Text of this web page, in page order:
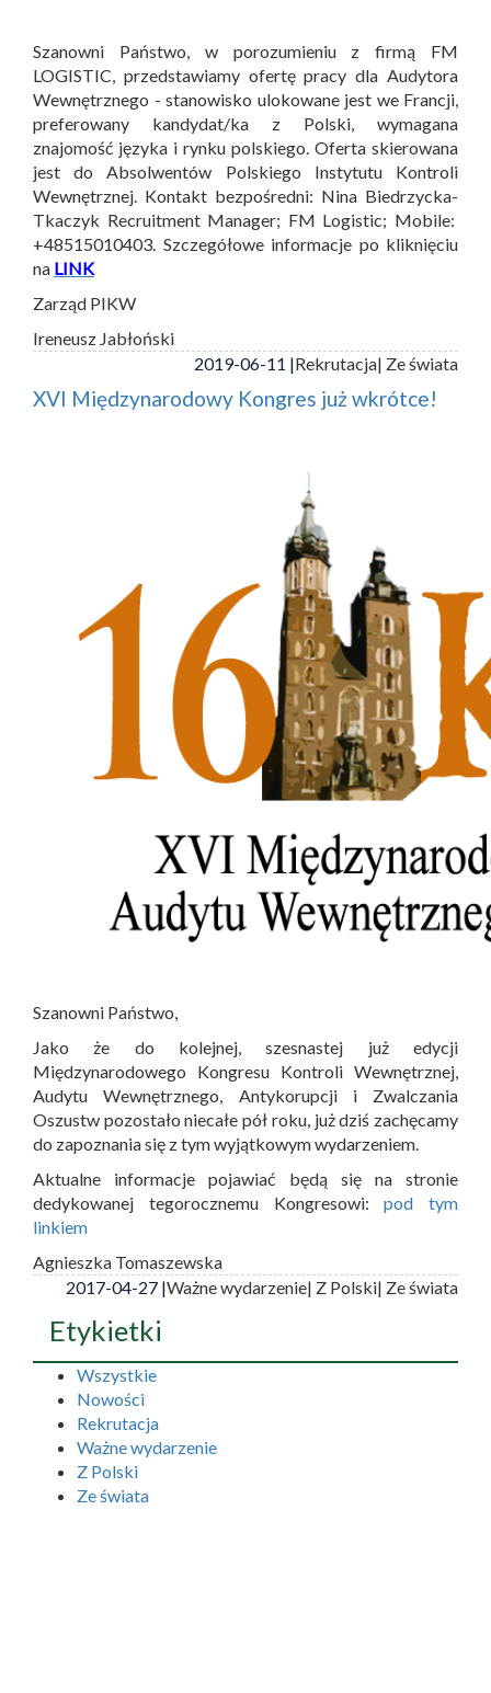
Szanowni Państwo, w porozumieniu z firmą FM
LOGISTIC, przedstawiamy ofertę pracy dla Audytora
Wewnętrznego - stanowisko ulokowane jest we Francji,
preferowany kandydat/ka z Polski, wymagana
znajomość języka i rynku polskiego. Oferta skierowana
jest do Absolwentów Polskiego Instytutu Kontroli
Wewnętrznej. Kontakt bezpośredni: Nina Biedrzycka-
Tkaczyk Recruitment Manager; FM Logistic; Mobile:
+48515010403. Szczegółowe informacje po kliknięciu
na LINK
Zarząd PIKW
Ireneusz Jabłoński
2019-06-11 |Rekrutacja| Ze świata
XVI Międzynarodowy Kongres już wkrótce!
Szanowni Państwo,
Jako że do kolejnej, szesnastej już edycji
Międzynarodowego Kongresu Kontroli Wewnętrznej,
Audytu Wewnętrznego, Antykorupcji i Zwalczania
Oszustw pozostało niecałe pół roku, już dziś zachęcamy
do zapoznania się z tym wyjątkowym wydarzeniem.
Aktualne informacje pojawiać będą się na stronie
dedykowanej tegorocznemu Kongresowi:pod tym
linkiem
Agnieszka Tomaszewska
2017-04-27 |Ważne wydarzenie| Z Polski| Ze świata
Etykietki
Wszystkie
Nowości
Rekrutacja
Ważne wydarzenie
Z Polski
Ze świata